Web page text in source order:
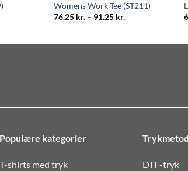
Womens Work Tee (ST211)
76.25 kr. – 91.25 kr.Prisinterval:
Populære kategorier
T-shirts med tryk DTF-tryk